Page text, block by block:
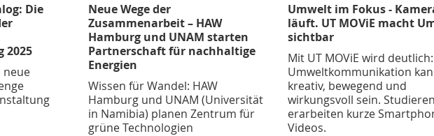
Die
2025
neue
Neue Wege der
Zusammenarbeit – HAW
Hamburg und UNAM starten
Partnerschaft für nachhaltige
Energien
Wissen für Wandel: HAW
Hamburg und UNAM (Universität
in Namibia) planen Zentrum für
grüne Technologien
Umwelt im Fokus -
läuft. UT MOViE macht
sichtbar
Mit UT MOViE wird deutlich:
Umweltkommunikation
kreativ, bewegend und
wirkungsvoll sein.
erarbeiten kurze
Videos.